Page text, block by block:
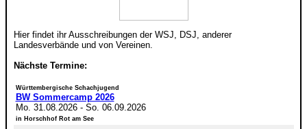
Hier findet ihr Ausschreibungen der WSJ, DSJ, anderer
Landesverbände und von Vereinen.
Nächste Termine:
Württembergische Schachjugend
BW Sommercamp 2026
Mo. 31.08.2026- So. 06.09.2026
in Horschhof Rot am See